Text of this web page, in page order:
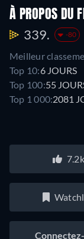
À PROPOS DU
339. -80
Meilleur
Top 10:6 JOURS
Top 100:55
Top 1 000:2081
7.2k